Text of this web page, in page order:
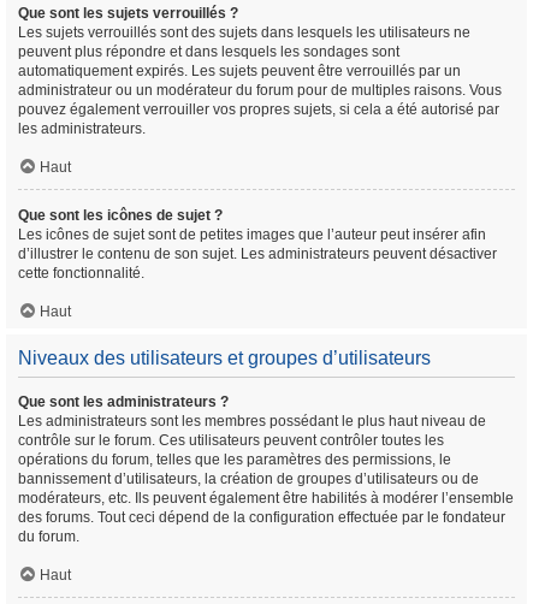
Que sont les sujets verrouillés ?
Les sujets verrouillés sont des sujets dans lesquels les utilisateurs ne
peuvent plus répondre et dans lesquels les sondages sont
automatiquement expirés. Les sujets peuvent être verrouillés par un
administrateur ou un modérateur du forum pour de multiples raisons. Vous
pouvez également verrouiller vos propres sujets, si cela a été autorisé par
les administrateurs.
Haut
Que sont les icônes de sujet ?
Les icônes de sujet sont de petites images que l’auteur peut insérer afin
d’illustrer le contenu de son sujet. Les administrateurs peuvent désactiver
cette fonctionnalité.
Haut
Niveaux des utilisateurs et groupes d’utilisateurs
Que sont les administrateurs ?
Les administrateurs sont les membres possédant le plus haut niveau de
contrôle sur le forum. Ces utilisateurs peuvent contrôler toutes les
opérations du forum, telles que les paramètres des permissions, le
bannissement d’utilisateurs, la création de groupes d’utilisateurs ou de
modérateurs, etc. Ils peuvent également être habilités à modérer l’ensemble
des forums. Tout ceci dépend de la configuration effectuée par le fondateur
du forum.
Haut